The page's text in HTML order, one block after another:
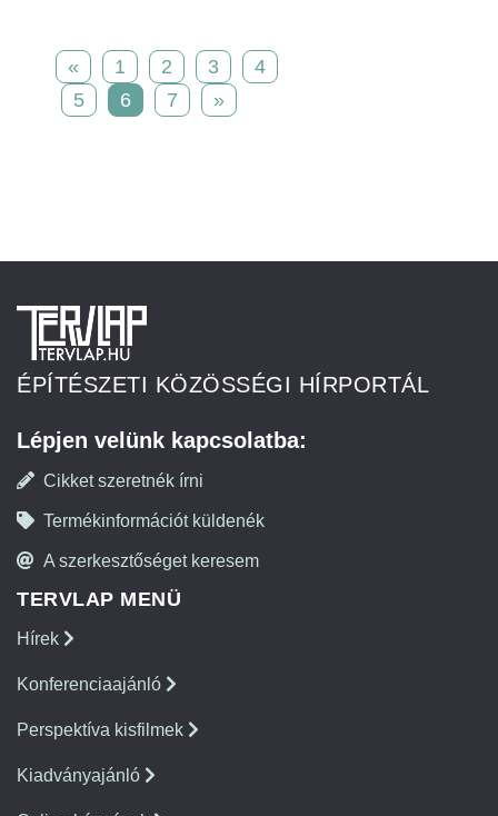
« 1 2 3
4
5
6 7 »
ÉPÍTÉSZETI KÖZÖSSÉGI HÍRPORTÁL
Lépjen velünk kapcsolatba:
Cikket szeretnék írni
Termékinformációt küldenék
A szerkesztőséget keresem
TERVLAP MENÜ
Hírek
Konferenciaajánló
Perspektíva kisfilmek
Kiadványajánló